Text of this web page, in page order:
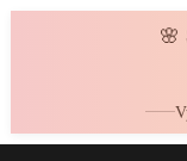
🌸